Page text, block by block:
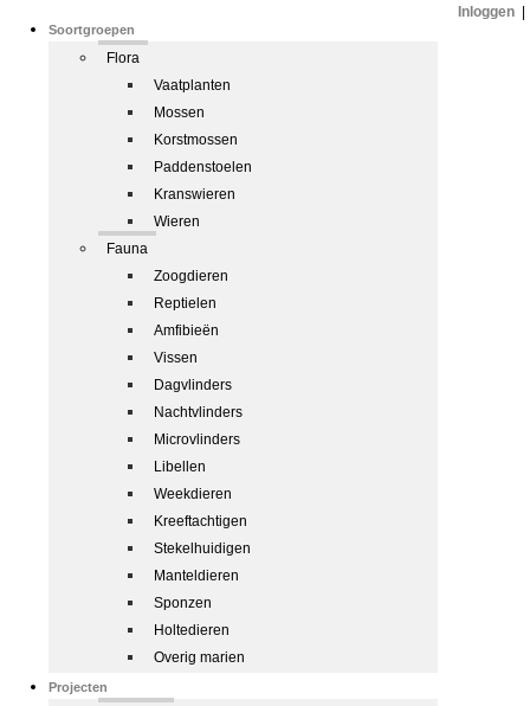
Soortgroepen
Flora
Vaatplanten
Mossen
Korstmossen
Paddenstoelen
Kranswieren
Wieren
Fauna
Zoogdieren
Reptielen
Amfibieën
Vissen
Dagvlinders
Nachtvlinders
Microvlinders
Libellen
Weekdieren
Kreeftachtigen
Stekelhuidigen
Manteldieren
Sponzen
Holtedieren
Overig marien
Projecten
Inloggen